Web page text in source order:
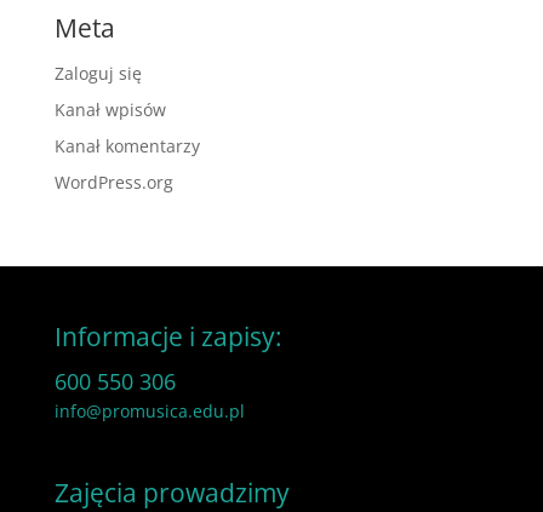
Meta
Zaloguj się
Kanał wpisów
Kanał komentarzy
WordPress.org
Informacje i zapisy:
600 550 306
info@promusica.edu.pl
Zajęcia prowadzimy